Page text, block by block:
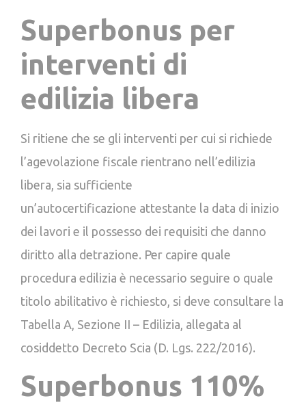
Superbonus per
interventi di
edilizia libera
Si ritiene che se gli interventi per cui si richiede
l’agevolazione fiscale rientrano nell’edilizia
libera, sia sufficiente
un’autocertificazione attestante la data di inizio
dei lavori e il possesso dei requisiti che danno
diritto alla detrazione. Per capire quale
procedura edilizia è necessario seguire o quale
titolo abilitativo è richiesto, si deve consultare la
Tabella A, Sezione II – Edilizia, allegata al
cosiddetto Decreto Scia (D. Lgs. 222/2016).
Superbonus 110%